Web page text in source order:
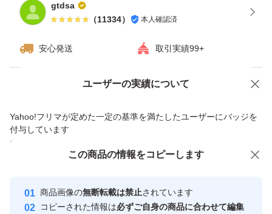
(6) 中古品 動作保証3日以内となります ご了承ください
(7) 初期不良の商品は返金について 2日以内で返金と保証
します
（注1:週末 祝日 年末 返金 遅くなるの場合はあります）
(8) いきなり非常悪いを付けてくれたのお客様に一切 対応
しませんで ご了承ください
(9) 評価が必要のお客様 取りナビで連絡ください
gtdsa
（11334） 本人確認済
安心発送 取引実績99+
ユーザーの実績について
Yahoo!フリマが定めた一定の基準を満たしたユーザーにバッジを
付与しています
安心取引出品者
取引実績
Yahoo!オークションで出品した商品のため一部機能は利用できません
商品への質問からの値下げ交渉、不適切なカテゴリ変更依頼は禁止です
この商品の情報をコピーします
商品画像の無断転載は禁止されています
コピーされた情報は必ずご自身の商品に合わせて編集
この商品をみている人にオススメ